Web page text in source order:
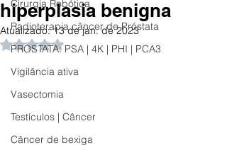
Cirurgia Robótica
Radioterapia câncer de Próstata
PROSTATA: PSA | 4K | PHI | PCA3
Vigilância ativa
Vasectomia
Testículos | Câncer
Câncer de bexiga
hiperplasia benigna
Atualizado:13 de jan. de 2023
Avaliado com NaN de 5 estrelas.